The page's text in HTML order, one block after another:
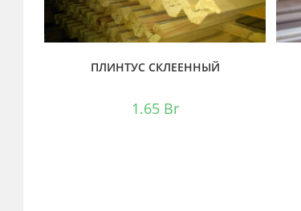
ПЛИНТУС СКЛЕЕННЫЙ
1.65 Br